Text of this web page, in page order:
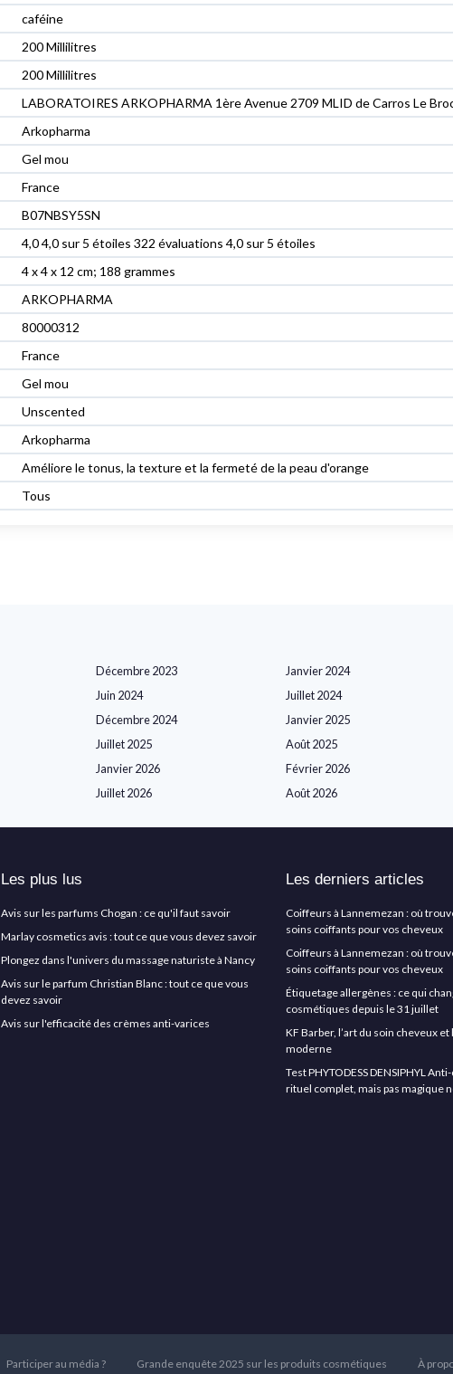
‎caféine
‎200 Millilitres
‎200 Millilitres
‎LABORATOIRES ARKOPHARMA 1ère Avenue 2709 MLID de Carros Le
‎Arkopharma
‎Gel mou
‎France
B07NBSY5SN
4,0 4,0 sur 5 étoiles 322 évaluations 4,0 sur 5 étoiles
4 x 4 x 12 cm; 188 grammes
ARKOPHARMA
80000312
France
Gel mou
Unscented
Arkopharma
Améliore le tonus, la texture et la fermeté de la peau d'orange
Tous
Décembre 2023 Janvier 2024
Juin 2024 Juillet 2024
Décembre 2024 Janvier 2025
Juillet 2025 Août 2025
Janvier 2026 Février 2026
Juillet 2026 Août 2026
Les plus lus
Avis sur les parfums Chogan : ce qu'il faut savoir
Marlay cosmetics avis : tout ce que vous devez savoir
Plongez dans l'univers du massage naturiste à Nancy
Avis sur le parfum Christian Blanc : tout ce que vous
devez savoir
Avis sur l'efficacité des crèmes anti-varices
Les derniers articles
Coiffeurs à Lannemezan : où
soins coiffants pour vos cheveux
Coiffeurs à Lannemezan : où
soins coiffants pour vos cheveux
Étiquetage allergènes : ce qui
cosmétiques depuis le 31 juillet
KF Barber, l’art du soin cheveux
moderne
Test PHYTODESS DENSIPHYL
rituel complet, mais pas magique
Participer au média ? Grande enquête 2025 sur les produits cosmétiques À